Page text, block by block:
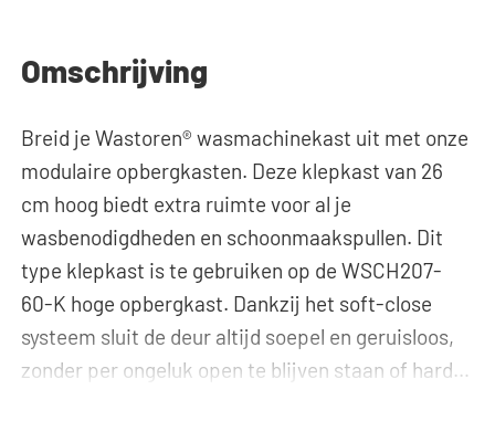
Omschrijving
Breid je Wastoren® wasmachinekast uit met onze
modulaire opbergkasten. Deze klepkast van 26
cm hoog biedt extra ruimte voor al je
wasbenodigdheden en schoonmaakspullen. Dit
type klepkast is te gebruiken op de WSCH207-
60-K hoge opbergkast. Dankzij het soft-close
systeem sluit de deur altijd soepel en geruisloos,
zonder per ongeluk open te blijven staan of hard